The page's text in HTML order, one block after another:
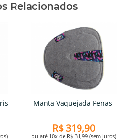
Relacionados
Manta Vaquejada Penas
R$ 319,90
ou até 10x de R$ 31,99 (sem juros)